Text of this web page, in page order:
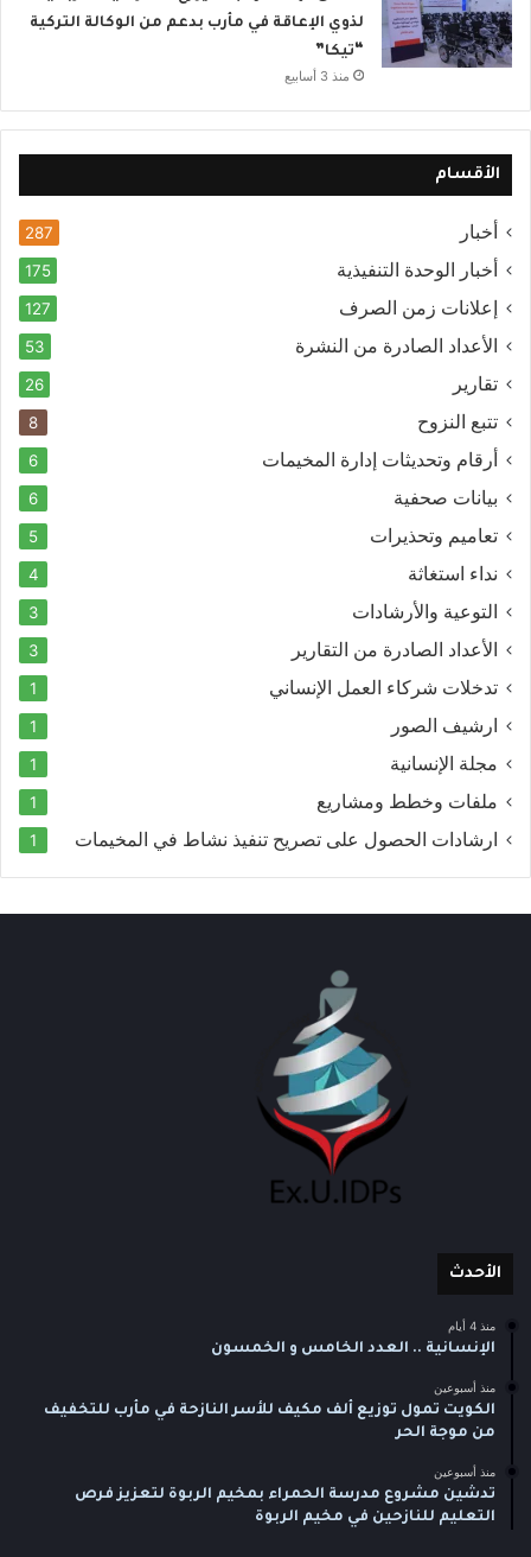
لذوي الإعاقة في مأرب بدعم من الوكالة التركية
“تيكا”
منذ 3 أسابيع
الأقسام
أخبار 287
أخبار الوحدة التنفيذية 175
إعلانات زمن الصرف 127
الأعداد الصادرة من النشرة 53
تقارير 26
تتبع النزوح 8
أرقام وتحديثات إدارة المخيمات 6
بيانات صحفية 6
تعاميم وتحذيرات 5
نداء استغاثة 4
التوعية والأرشادات 3
الأعداد الصادرة من التقارير 3
تدخلات شركاء العمل الإنساني 1
ارشيف الصور 1
مجلة الإنسانية 1
ملفات وخطط ومشاريع 1
ارشادات الحصول على تصريح تنفيذ نشاط في المخيمات 1
الأحدث
منذ 4 أيام
الإنسانية .. العدد الخامس و الخمسون
منذ أسبوعين
الكويت تمول توزيع ألف مكيف للأسر النازحة في مأرب للتخفيف
من موجة الحر
منذ أسبوعين
تدشين مشروع مدرسة الحمراء بمخيم الربوة لتعزيز فرص
التعليم للنازحين في مخيم الربوة